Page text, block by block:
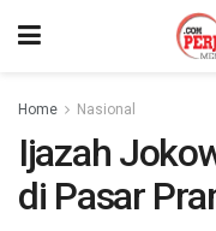
Home Nasional
Ijazah
di Pasar